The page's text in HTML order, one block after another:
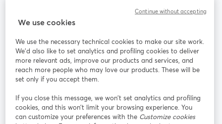
StreamYard：
参加する
ライ
ンセ
ミナ
ー
Facebook
新しいタブで開く(Twitter)
YouTube
Instagram LinkedIn
We use cookies
We use the necessary technical cookies to make our site work.
We'd also like to set analytics and profiling cookies to deliver
more relevant ads, improve our products and services, and
reach more people who may love our products. These will be
set only if you accept them.
If you close this message, we won’t set analytics and profiling
cookies, and this won’t limit your browsing experience. You
can customize your preferences with the Customize cookies
Continue without accepting